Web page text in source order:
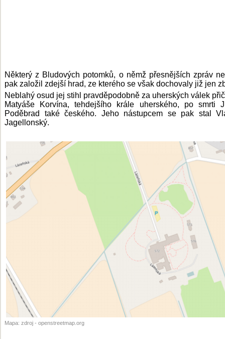
Některý z Bludových potomků, o němž přesnějších zpráv
pak založil zdejší hrad, ze kterého se však dochovaly již jen
Neblahý osud jej stihl pravděpodobně za uherských válek
Matyáše Korvína, tehdejšího krále uherského, po smrti
Poděbrad také českého. Jeho nástupcem se pak stal
Jagellonský.
Mapa: zdroj - openstreetmap.org